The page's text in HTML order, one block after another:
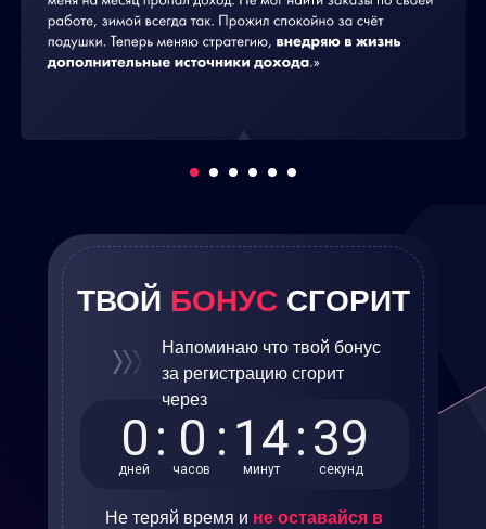
Напоминаю что твой бонус
за регистрацию сгорит
через
ТВОЙ БОНУС СГОРИТ
Не теряй время и не оставайся в
0
дней
: 0
часов
: 14
минут
:38
секунд